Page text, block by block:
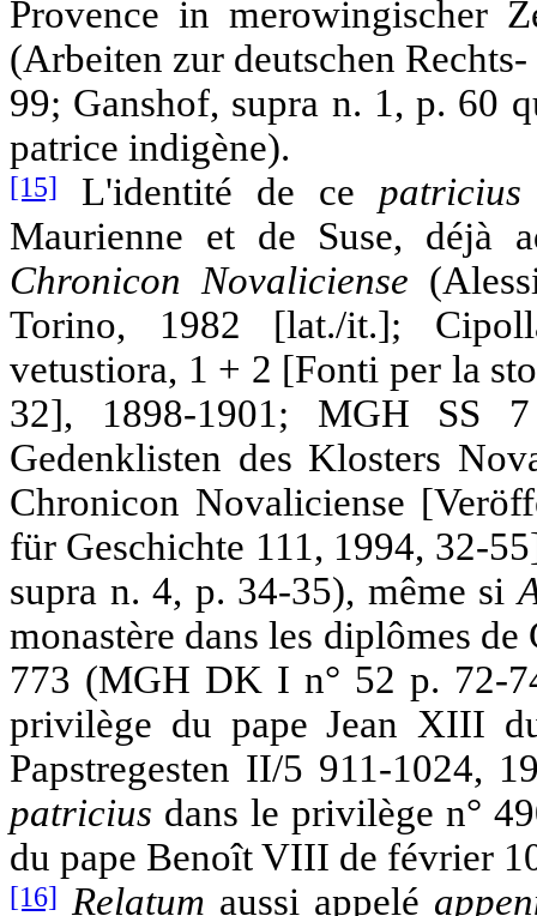
Provence in merowingischer
(Arbeiten zur deutschen
99; Ganshof, supra n. 1, p. 60
patrice indigène).
[15] L'identité de ce
Maurienne et de Suse, déjà
Chronicon Novaliciense
Torino, 1982 [lat./it.];
vetustiora, 1 + 2 [Fonti per la
32], 1898-1901; MGH SS
Gedenklisten des Klosters
Chronicon Novaliciense
für Geschichte 111, 1994, 32-
supra n. 4, p. 34-35), même si
monastère dans les diplômes
773 (MGH DK I n° 52 p. 72-
privilège du pape Jean XIII
Papstregesten II/5 911-1024,
patricius dans le privilège n°
du pape Benoît VIII de février
[16] Relatum aussi appelé